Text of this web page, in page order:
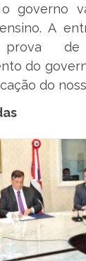
o governo
A
prova
do
do